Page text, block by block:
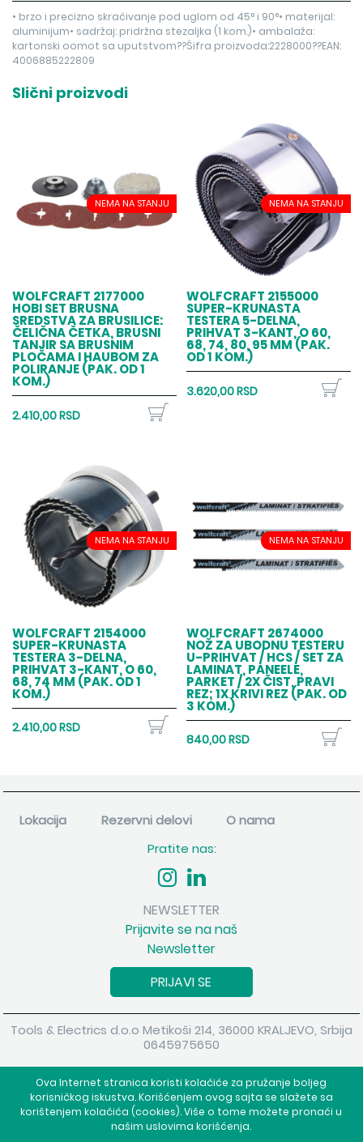
Ova Internet stranica koristi kolačiće za pružanje boljeg
korisničkog iskustva. Korišćenjem ovog sajta se slažete sa
korištenjem kolačića (cookies). Više o tome možete pronaći u
našim uslovima korišćenja.
• brzo i precizno skraćivanje pod uglom od 45° i 90°• materijal:
aluminijum• sadržaj: pridržna stezaljka (1 kom.)• ambalaža:
kartonski oomot sa uputstvom??Šifra proizvoda:2228000??EAN:
4006885222809
Slični proizvodi
NEMA NA STANJU
WOLFCRAFT 2177000
HOBI SET BRUSNA
SREDSTVA ZA BRUSILICE:
ČELIČNA ČETKA, BRUSNI
TANJIR SA BRUSNIM
PLOČAMA I HAUBOM ZA
POLIRANJE (PAK. OD 1
KOM.)
2.410,00 RSD
NEMA NA STANJU
WOLFCRAFT 2155000
SUPER-KRUNASTA
TESTERA 5-DELNA,
PRIHVAT 3-KANT, O 60,
68, 74, 80, 95 MM (PAK.
OD 1 KOM.)
3.620,00 RSD
NEMA NA STANJU
WOLFCRAFT 2154000
SUPER-KRUNASTA
TESTERA 3-DELNA,
PRIHVAT 3-KANT, O 60,
68, 74 MM (PAK. OD 1
KOM.)
2.410,00 RSD
NEMA NA STANJU
WOLFCRAFT 2674000
NOŽ ZA UBODNU TESTERU
U-PRIHVAT / HCS / SET ZA
LAMINAT, PANEELE,
PARKET / 2X ČIST, PRAVI
REZ; 1X KRIVI REZ (PAK. OD
3 KOM.)
840,00 RSD
Lokacija Rezervni delovi
O nama
Pratite nas:
NEWSLETTER
Prijavite se na naš
Newsletter
PRIJAVI SE
Tools & Electrics d.o.o Metikoši 214, 36000 KRALJEVO, Srbija
0645975650
Powered byshopen.com